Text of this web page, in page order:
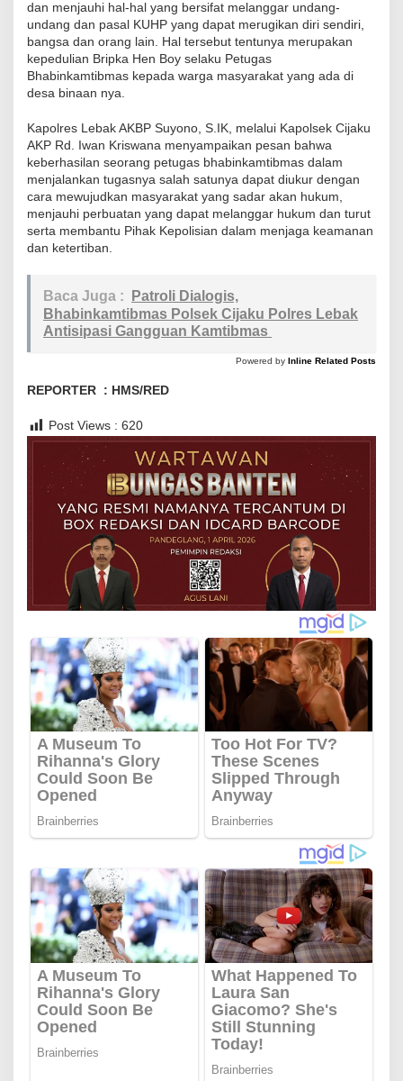
u
P
o
l
s
L
e
b
a
j
u
e
d
u
l
i
a
dan menjauhi hal-hal yang bersifat melanggar undang-
undang dan pasal KUHP yang dapat merugikan diri sendiri,
bangsa dan orang lain. Hal tersebut tentunya merupakan
kepedulian Bripka Hen Boy selaku Petugas
Bhabinkamtibmas kepada warga masyarakat yang ada di
desa binaan nya.
Kapolres Lebak AKBP Suyono, S.IK, melalui Kapolsek Cijaku
AKP Rd. Iwan Kriswana menyampaikan pesan bahwa
keberhasilan seorang petugas bhabinkamtibmas dalam
menjalankan tugasnya salah satunya dapat diukur dengan
cara mewujudkan masyarakat yang sadar akan hukum,
menjauhi perbuatan yang dapat melanggar hukum dan turut
serta membantu Pihak Kepolisian dalam menjaga keamanan
dan ketertiban.
Baca Juga :
Patroli Dialogis,
Bhabinkamtibmas Polsek Cijaku Polres Lebak
Antisipasi Gangguan Kamtibmas
Powered by Inline Related Posts
REPORTER : HMS/RED
Post Views : 620